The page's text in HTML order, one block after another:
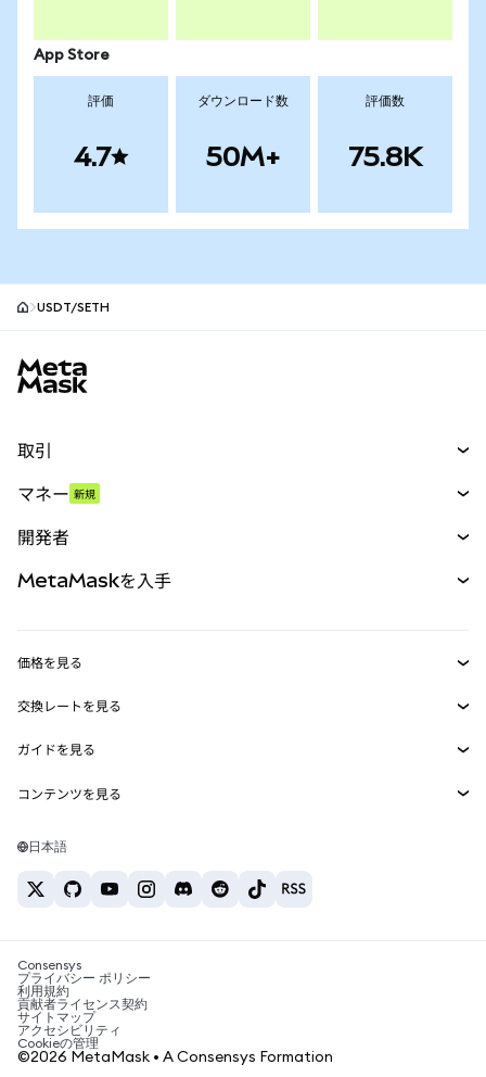
App Store
評価
4.7
ダウンロード数
50M+
評価数
75.8K
USDT/SETH
取引
パーペチュアル
RWA
マネー 新規
開発者
MetaMask Connect
Snaps
Web3サービス
MetaMaskを入手
セキュリティ
サポート
キャリア
お問い合わせ
価格を見る
イーサリアムの価格
Solanaの価格
Tetherの価格
交換レートを見る
ETH→USD
USDT→INR
BTC→INR
ETH→USDT
ガイドを見る
ETHの購入
USDTの購入
SHIBの購入
BNBの購入
コンテンツを見る
Solanaウォレット
税制関連ニュース
暗号資産の購入方法は？
ビットコインを売るには？
日本語
Consensys
プライバシー ポリシー
利用規約
貢献者ライセンス契約
サイトマップ
アクセシビリティ
Cookieの管理
©2026 MetaMask • A Consensys Formation